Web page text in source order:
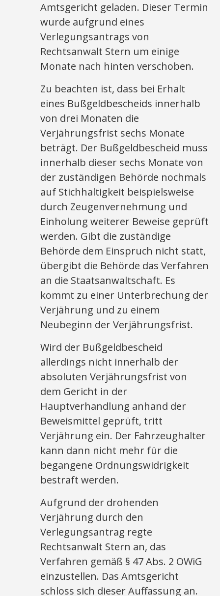
Amtsgericht geladen. Dieser Termin
wurde aufgrund eines
Verlegungsantrags von
Rechtsanwalt Stern um einige
Monate nach hinten verschoben.
Zu beachten ist, dass bei Erhalt
eines Bußgeldbescheids innerhalb
von drei Monaten die
Verjährungsfrist sechs Monate
beträgt. Der Bußgeldbescheid muss
innerhalb dieser sechs Monate von
der zuständigen Behörde nochmals
auf Stichhaltigkeit beispielsweise
durch Zeugenvernehmung und
Einholung weiterer Beweise geprüft
werden. Gibt die zuständige
Behörde dem Einspruch nicht statt,
übergibt die Behörde das Verfahren
an die Staatsanwaltschaft. Es
kommt zu einer Unterbrechung der
Verjährung und zu einem
Neubeginn der Verjährungsfrist.
Wird der Bußgeldbescheid
allerdings nicht innerhalb der
absoluten Verjährungsfrist von
dem Gericht in der
Hauptverhandlung anhand der
Beweismittel geprüft, tritt
Verjährung ein. Der Fahrzeughalter
kann dann nicht mehr für die
begangene Ordnungswidrigkeit
bestraft werden.
Aufgrund der drohenden
Verjährung durch den
Verlegungsantrag regte
Rechtsanwalt Stern an, das
Verfahren gemäß § 47 Abs. 2 OWiG
einzustellen. Das Amtsgericht
schloss sich dieser Auffassung an.